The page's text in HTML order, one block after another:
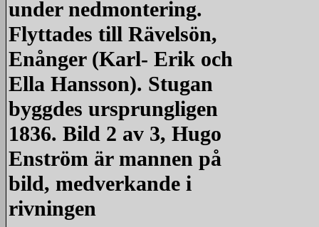
under nedmontering.
Flyttades till Rävelsön,
Enånger (Karl- Erik och
Ella Hansson). Stugan
byggdes ursprungligen
1836. Bild 2 av 3, Hugo
Enström är mannen på
bild, medverkande i
rivningen